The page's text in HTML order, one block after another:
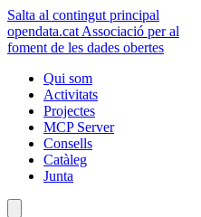
Salta al contingut principal
opendata.cat Associació per al
foment de les dades obertes
Qui som
Activitats
Projectes
MCP Server
Consells
Catàleg
Junta